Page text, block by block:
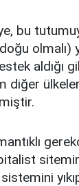
bu
olmalı)
aldığı
diğer